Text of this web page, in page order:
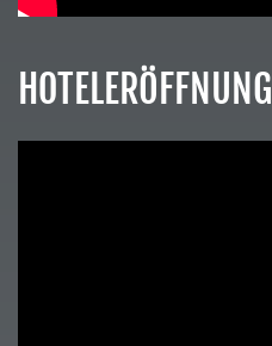
HOTELERÖFFNUNG